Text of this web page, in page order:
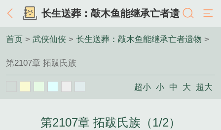
长生送葬：敲木鱼能继承亡者遗
首页 > 武侠仙侠 > 长生送葬：敲木鱼能继承亡者遗物 >
第2107章 拓跋氏族
超小 小 中 大 超大
第2107章 拓跋氏族（1/2）